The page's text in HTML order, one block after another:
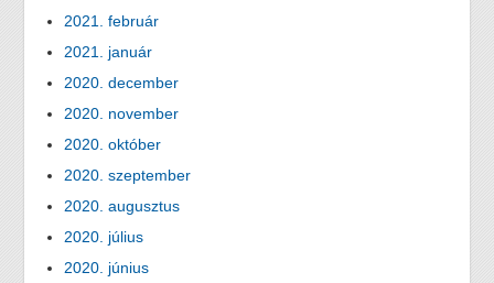
2021. február
2021. január
2020. december
2020. november
2020. október
2020. szeptember
2020. augusztus
2020. július
2020. június